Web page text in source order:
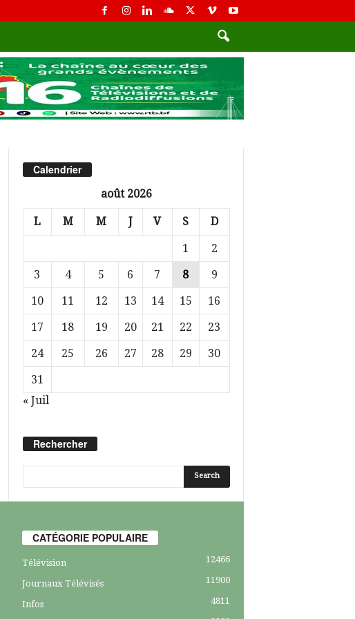
Calendrier
août 2026
L M M J V S D
1
2
3
4 5 6 7 8
9
10
11 12 13 14 15
16
17
18 19 20 21 22
23
24
25 26 27 28 29
30
31
« Juil
Rechercher
CATÉGORIE POPULAIRE
Télévision 12466
Journaux Télévisés 11900
Infos
4811